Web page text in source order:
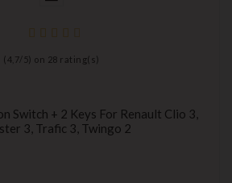
( 4,7/ 5) on 28 rating(s)
Switch + 2 Keys For Renault Clio 3,
3, Trafic 3, Twingo 2